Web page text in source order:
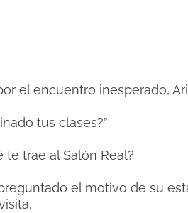
el encuentro inesperado,
tus clases?”
te trae al Salón Real?
el motivo de su